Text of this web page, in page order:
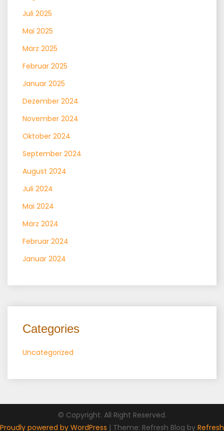
Juli 2025
Mai 2025
März 2025
Februar 2025
Januar 2025
Dezember 2024
November 2024
Oktober 2024
September 2024
August 2024
Juli 2024
Mai 2024
März 2024
Februar 2024
Januar 2024
Categories
Uncategorized
© Copyright. All Right Reserved.
Proudly powered by WordPress | Theme: Refresh Blog by Refresh